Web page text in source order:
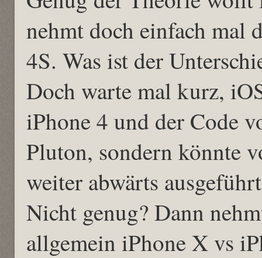
nehmt doch einfach mal
4S. Was ist der
Doch warte mal kurz,
iPhone 4 und der Code
Pluton, sondern könnte
weiter abwärts
Nicht genug? Dann
allgemein iPhone X vs